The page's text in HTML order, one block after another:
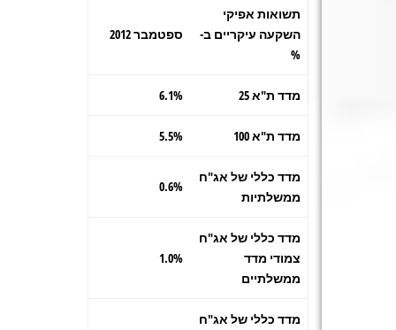
תשואות אפיקי
השקעה עיקריים ב-
%
ספטמבר 2012
מדד ת"א 25 6.1%
מדד ת"א 100 5.5%
מדד כללי של אג"ח
ממשלתיות
0.6%
מדד כללי של אג"ח
צמודי מדד
ממשלתיים
1.0%
מדד כללי של אג"ח